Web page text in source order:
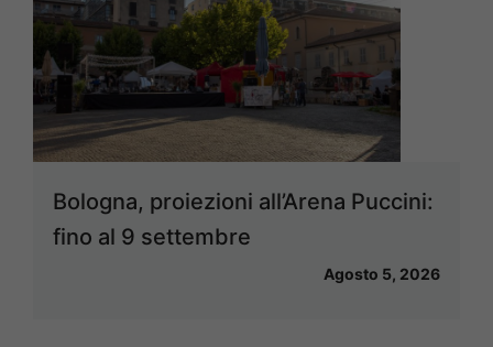
Bologna, proiezioni all’Arena Puccini:
fino al 9 settembre
Agosto 5, 2026